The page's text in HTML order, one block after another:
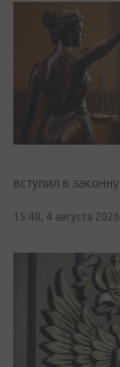
вступил в
15:48, 4 августа 2026